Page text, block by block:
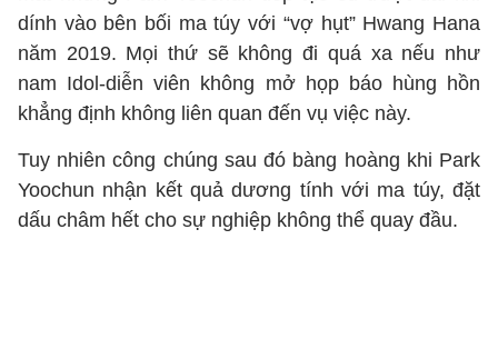
dính vào bên bối ma túy với “vợ hụt” Hwang Hana
năm 2019. Mọi thứ sẽ không đi quá xa nếu như
nam Idol-diễn viên không mở họp báo hùng hồn
khẳng định không liên quan đến vụ việc này.
Tuy nhiên công chúng sau đó bàng hoàng khi Park
Yoochun nhận kết quả dương tính với ma túy, đặt
dấu châm hết cho sự nghiệp không thể quay đầu.